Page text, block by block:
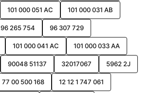
101 000 051 AC 101 000 031 AB
96 265 754 96 307 729
101 000 041 AC 101 000 033 AA
90048 51137 32017067 5962 2J
77 00 500 168 12 12 1 747 061